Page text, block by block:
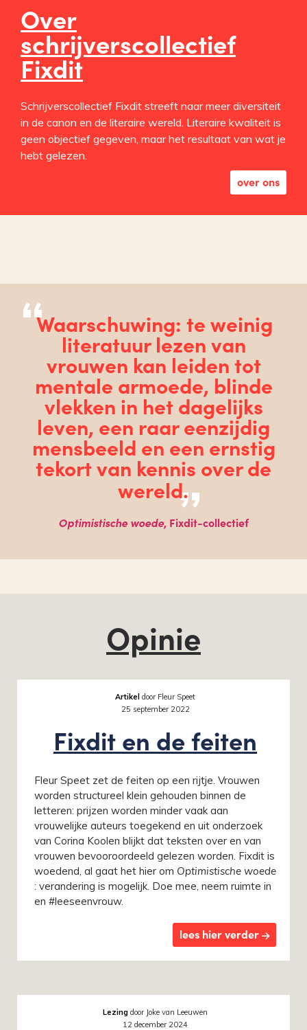
Over
schrijverscollectief
Fixdit
Schrijverscollectief Fixdit streeft naar meer diversiteit
in de canon en de literaire wereld. Literaire kwaliteit is
geen objectief gegeven, maar het resultaat van wat je
hebt gelezen.
over ons
Waarschuwing: te weinig
literatuur lezen van
vrouwen kan leiden tot
mentale armoede, blinde
vlekken in het dagelijks
leven, een raar eenzijdig
mensbeeld en een ernstig
tekort van kennis over de
wereld.
Optimistische woede, Fixdit-collectief
Opinie
Artikel door Fleur Speet
25 september 2022
Fixdit en de feiten
Fleur Speet zet de feiten op een rijtje. Vrouwen
worden structureel klein gehouden binnen de
letteren: prijzen worden minder vaak aan
vrouwelijke auteurs toegekend en uit onderzoek
van Corina Koolen blijkt dat teksten over en van
vrouwen bevooroordeeld gelezen worden. Fixdit is
woedend, al gaat het hier om Optimistische woede
: verandering is mogelijk. Doe mee, neem ruimte in
en #leeseenvrouw.
lees hier verder
Lezing door Joke van Leeuwen
12 december 2024